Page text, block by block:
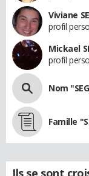
Viviane
profil
Mickael
profil
Nom
Famille